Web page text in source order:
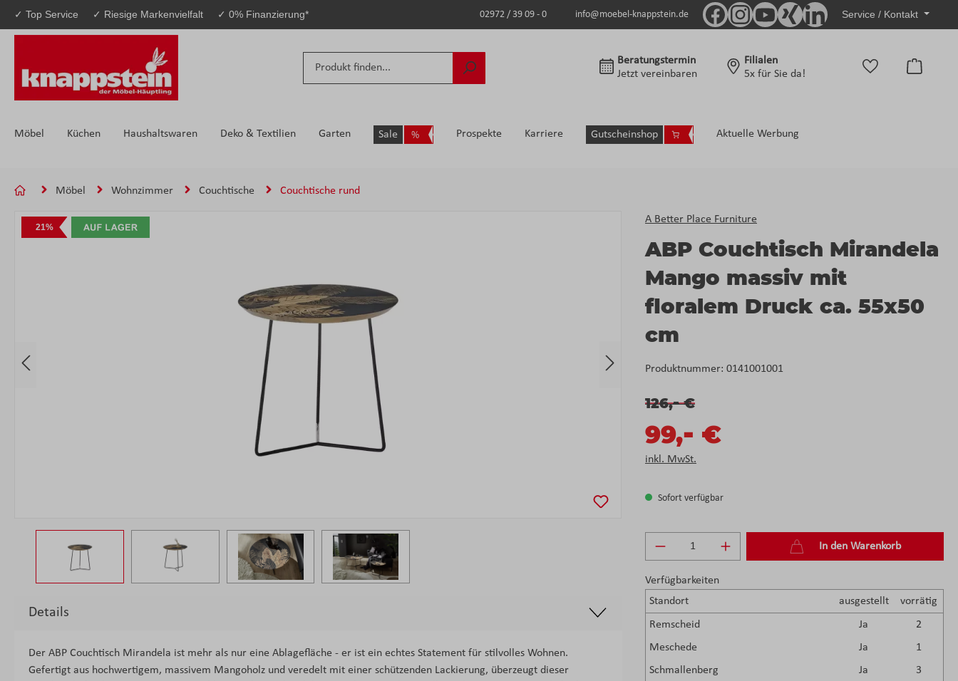
Hauptinhalt springen
Zur Suche springen
Zur Hauptnavigation springen
✓ Top Service ✓ Riesige Markenvielfalt ✓ 0% Finanzierung* 02972 / 39 09 - 0 info@moebel-knappstein.de Service / Kontakt
Beratungstermin
Jetzt vereinbaren
Filialen
5x für Sie da!
Möbel Küchen Haushaltswaren Deko & Textilien Garten Sale Prospekte Karriere Gutscheinshop Aktuelle Werbung
Möbel Wohnzimmer Couchtische Couchtische rund
21%
Bildergalerie überspringen A Better Place Furniture
ABP Couchtisch Mirandela
Mango massiv mit
floralem Druck ca. 55x50
cm
Produktnummer: 0141001001
126,-€
99,- €
inkl. MwSt.
Sofort verfügbar
Produkt Anzahl: Gib den gewünschten
In den Warenkorb
Verfügbarkeiten
Standort
ausgestellt vorrätig
Remscheid Ja
2
Meschede
Ja
1
Schmallenberg
Ja
3
Details
Der ABP Couchtisch Mirandela ist mehr als nur eine Ablagefläche - er ist ein echtes Statement für stilvolles Wohnen.
Gefertigt aus hochwertigem, massivem Mangoholz und veredelt mit einer schützenden Lackierung, überzeugt dieser